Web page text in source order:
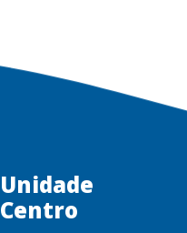
Unidade
Centro